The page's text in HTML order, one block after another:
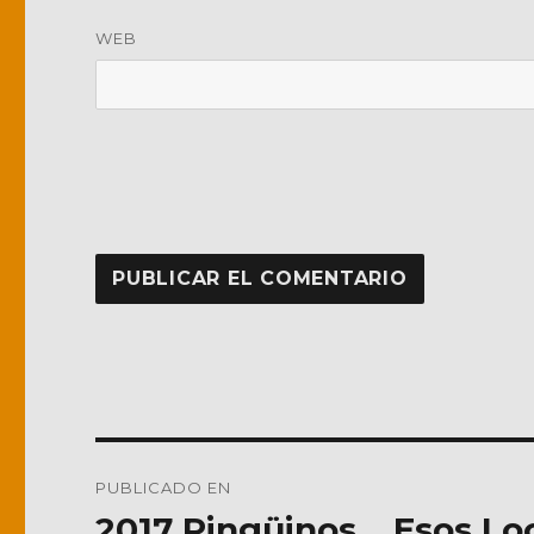
WEB
de
PUBLICADO EN